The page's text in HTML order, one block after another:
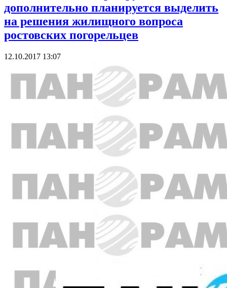
дополнительно планируется выделить
на решения жилищного вопроса
ростовских погорельцев
12.10.2017 13:07